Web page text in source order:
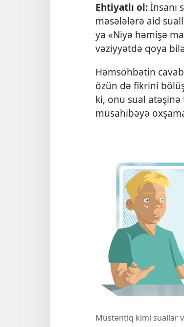
Ehtiyatlı ol:İnsanı
məsələlərə aid
ya «Niyə həmişə
vəziyyətdə qoya
Həmsöhbətin
özün də fikrini
ki, onu sual atəşinə
müsahibəyə
Müstəntiq kimi suallar